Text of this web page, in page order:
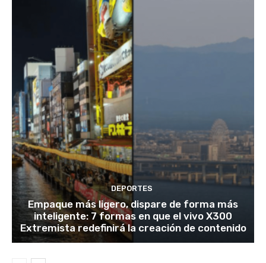
DEPORTES
Empaque más ligero, dispare de forma más
inteligente: 7 formas en que el vivo X300
Extremista redefinirá la creación de contenido